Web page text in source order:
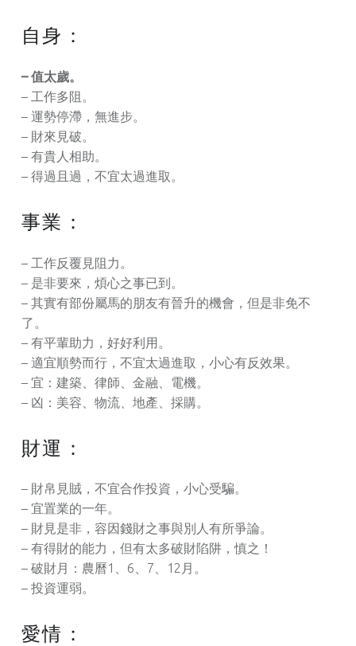
自身：
– 值太歲。
– 工作多阻。
– 運勢停滯，無進步。
– 財來見破。
– 有貴人相助。
– 得過且過，不宜太過進取。
事業：
– 工作反覆見阻力。
– 是非要來，煩心之事已到。
– 其實有部份屬馬的朋友有晉升的機會，但是非免不
了。
– 有平輩助力，好好利用。
– 適宜順勢而行，不宜太過進取，小心有反效果。
– 宜：建築、律師、金融、電機。
– 凶：美容、物流、地產、採購。
財運：
– 財帛見賊，不宜合作投資，小心受騙。
– 宜置業的一年。
– 財見是非，容因錢財之事與別人有所爭論。
– 有得財的能力，但有太多破財陷阱，慎之！
– 破財月：農曆1、6、7、12月。
– 投資運弱。
愛情：